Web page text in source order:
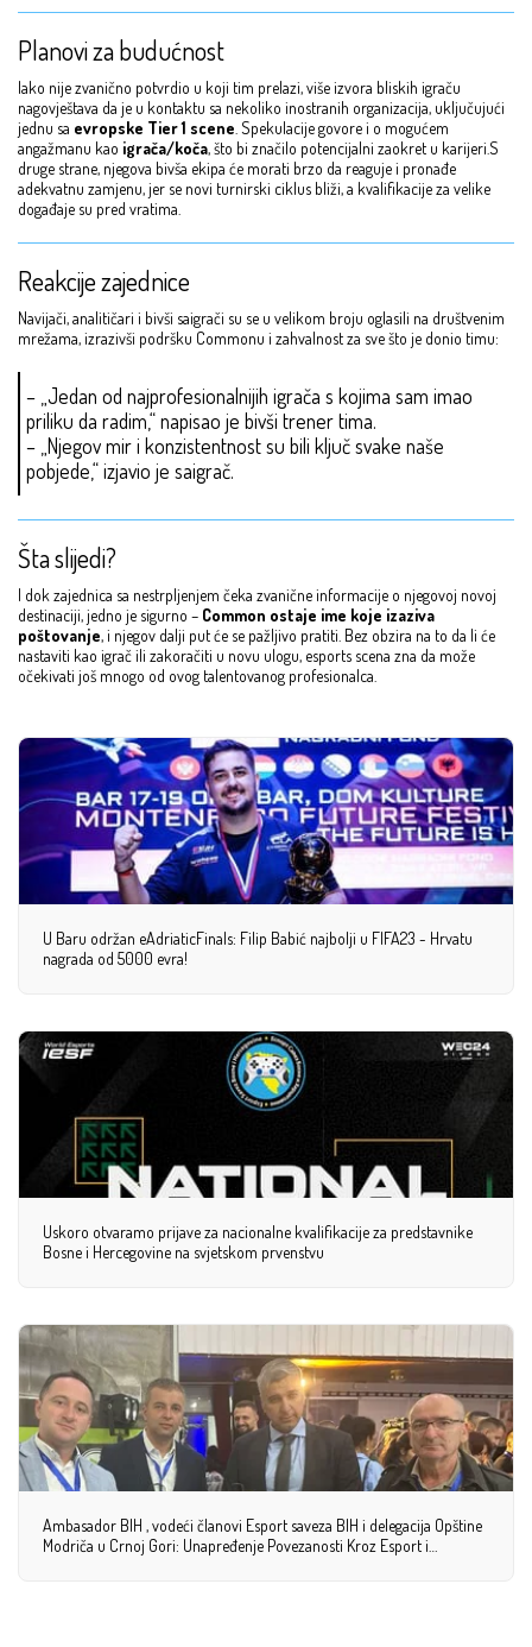
Planovi za budućnost
Iako nije zvanično potvrdio u koji tim prelazi, više izvora bliskih igraču
nagovještava da je u kontaktu sa nekoliko inostranih organizacija, uključujući
jednu sa evropske Tier 1 scene. Spekulacije govore i o mogućem
angažmanu kao igrača/koča, što bi značilo potencijalni zaokret u karijeri.S
druge strane, njegova bivša ekipa će morati brzo da reaguje i pronađe
adekvatnu zamjenu, jer se novi turnirski ciklus bliži, a kvalifikacije za velike
događaje su pred vratima.
Reakcije zajednice
Navijači, analitičari i bivši saigrači su se u velikom broju oglasili na društvenim
mrežama, izrazivši podršku Commonu i zahvalnost za sve što je donio timu:
– „Jedan od najprofesionalnijih igrača s kojima sam imao
priliku da radim,“ napisao je bivši trener tima.
– „Njegov mir i konzistentnost su bili ključ svake naše
pobjede,“ izjavio je saigrač.
Šta slijedi?
I dok zajednica sa nestrpljenjem čeka zvanične informacije o njegovoj novoj
destinaciji, jedno je sigurno – Common ostaje ime koje izaziva
poštovanje, i njegov dalji put će se pažljivo pratiti. Bez obzira na to da li će
nastaviti kao igrač ili zakoračiti u novu ulogu, esports scena zna da može
očekivati još mnogo od ovog talentovanog profesionalca.
U Baru održan eAdriaticFinals: Filip Babić najbolji u FIFA23 - Hrvatu
nagrada od 5000 evra!
Uskoro otvaramo prijave za nacionalne kvalifikacije za predstavnike
Bosne i Hercegovine na svjetskom prvenstvu
Ambasador BIH , vodeći članovi Esport saveza BIH i delegacija Opštine
Modriča u Crnoj Gori: Unapređenje Povezanosti Kroz Esport i